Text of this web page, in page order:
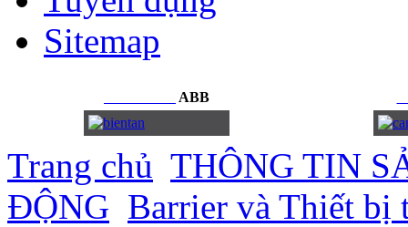
Sitemap
ABB
Trang chủ THÔNG TIN
ĐỘNG Barrier và Thiết